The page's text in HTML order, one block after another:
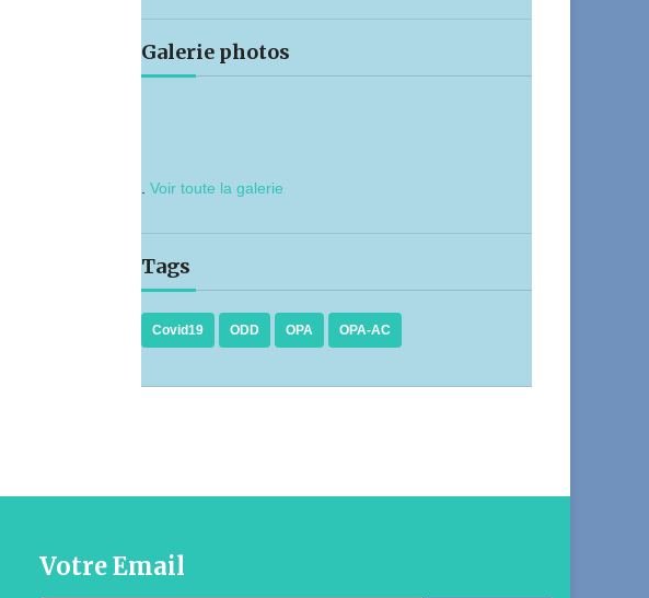
Galerie photos
.Voir toute la galerie
Tags
Covid19 ODD OPA OPA-AC
Votre Email